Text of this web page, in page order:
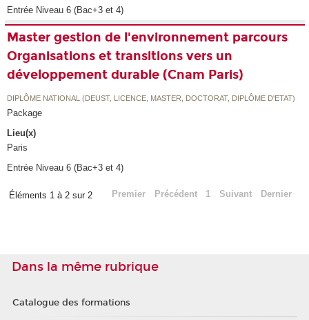
Entrée Niveau 6 (Bac+3 et 4)
Master gestion de l'environnement parcours
Organisations et transitions vers un
développement durable (Cnam Paris)
DIPLÔME NATIONAL (DEUST, LICENCE, MASTER, DOCTORAT, DIPLÔME D'ETAT)
Package
Lieu(x)
Paris
Entrée Niveau 6 (Bac+3 et 4)
Éléments 1 à 2 sur 2 Premier Précédent 1 Suivant Dernier
Dans la même rubrique
Catalogue des formations